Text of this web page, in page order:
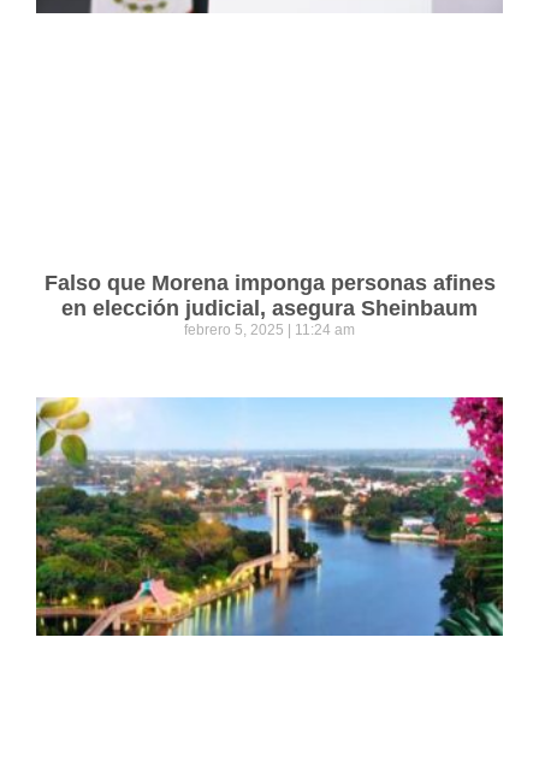
Falso que Morena imponga personas afines
en elección judicial, asegura Sheinbaum
febrero 5, 2025 11:24 am